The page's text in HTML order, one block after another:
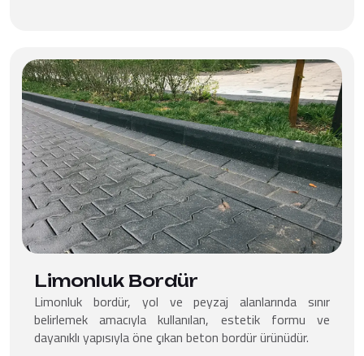
Limonluk Bordür
Limonluk bordür, yol ve peyzaj alanlarında sınır
belirlemek amacıyla kullanılan, estetik formu ve
dayanıklı yapısıyla öne çıkan beton bordür ürünüdür.